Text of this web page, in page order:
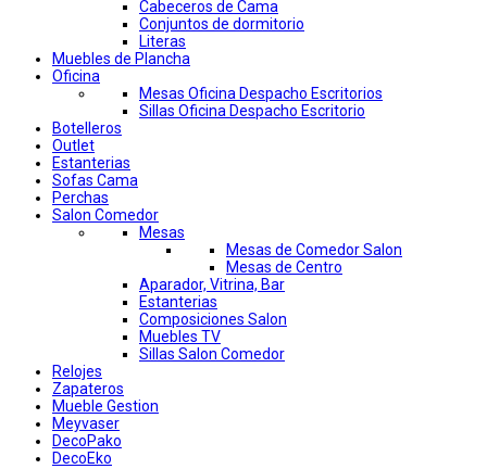
Cabeceros de Cama
Conjuntos de dormitorio
Literas
Muebles de Plancha
Oficina
Mesas Oficina Despacho Escritorios
Sillas Oficina Despacho Escritorio
Botelleros
Outlet
Estanterias
Sofas Cama
Perchas
Salon Comedor
Mesas
Mesas de Comedor Salon
Mesas de Centro
Aparador, Vitrina, Bar
Estanterias
Composiciones Salon
Muebles TV
Sillas Salon Comedor
Relojes
Zapateros
Mueble Gestion
Meyvaser
DecoPako
DecoEko